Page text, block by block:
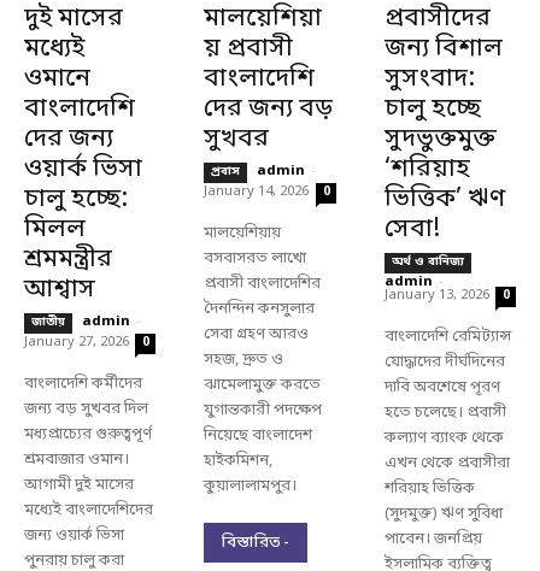
দুই মাসের
মধ্যেই
ওমানে
বাংলাদেশি
দের জন্য
ওয়ার্ক ভিসা
চালু হচ্ছে:
মিলল
শ্রমমন্ত্রীর
আশ্বাস
জাতীয় admin -
January 27, 2026
0
বাংলাদেশি কর্মীদের
জন্য বড় সুখবর দিল
মধ্যপ্রাচ্যের গুরুত্বপূর্ণ
শ্রমবাজার ওমান।
আগামী দুই মাসের
মধ্যেই বাংলাদেশিদের
জন্য ওয়ার্ক ভিসা
পুনরায় চালু করা
মালয়েশিয়া
য় প্রবাসী
বাংলাদেশি
দের জন্য বড়
সুখবর
প্রবাস admin -
January 14, 2026
0
মালয়েশিয়ায়
বসবাসরত লাখো
প্রবাসী বাংলাদেশির
দৈনন্দিন কনসুলার
সেবা গ্রহণ আরও
সহজ, দ্রুত ও
ঝামেলামুক্ত করতে
যুগান্তকারী পদক্ষেপ
নিয়েছে বাংলাদেশ
হাইকমিশন,
কুয়ালালামপুর।
বিস্তারিত -
প্রবাসীদের
জন্য বিশাল
সুসংবাদ:
চালু হচ্ছে
সুদভুক্তমুক্ত
‘শরিয়াহ
ভিত্তিক’ ঋণ
সেবা!
অর্থ ও বানিজ্য
admin -
January 13, 2026 0
বাংলাদেশি রেমিট্যান্স
যোদ্ধাদের দীর্ঘদিনের
দাবি অবশেষে পূরণ
হতে চলেছে। প্রবাসী
কল্যাণ ব্যাংক থেকে
এখন থেকে প্রবাসীরা
শরিয়াহ ভিত্তিক
(সুদমুক্ত) ঋণ সুবিধা
পাবেন। জনপ্রিয়
ইসলামিক ব্যক্তিত্ব